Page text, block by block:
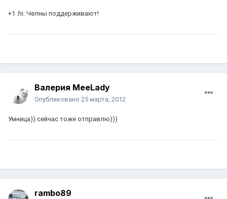
+1 :hi: Челны поддерживают!
Валерия MeeLady
Опубликовано 25 марта, 2012
Умница)) сейчас тоже отправлю)))
rambo89